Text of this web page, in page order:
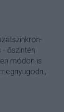
őszintén
módon is